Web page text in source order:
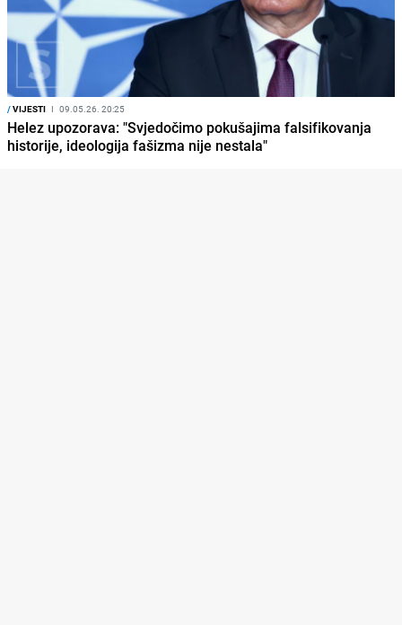
/VIJESTI I 09.05.26. 20:25
Helez upozorava: "Svjedočimo pokušajima falsifikovanja
historije, ideologija fašizma nije nestala"